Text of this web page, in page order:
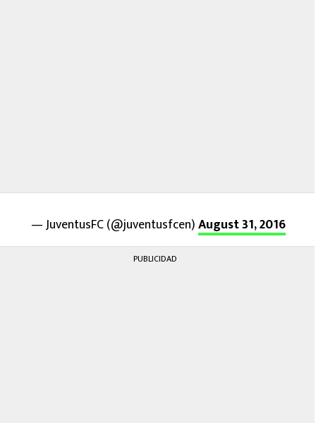
— JuventusFC (@juventusfcen)August 31, 2016
PUBLICIDAD